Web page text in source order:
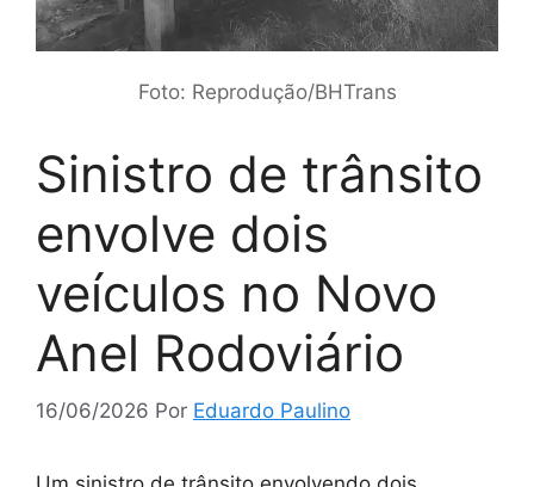
Foto: Reprodução/BHTrans
Sinistro de trânsito
envolve dois
veículos no Novo
Anel Rodoviário
16/06/2026 Por Eduardo Paulino